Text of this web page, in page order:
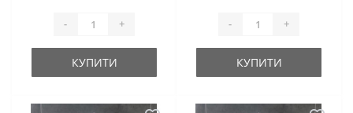
- +
КУПИТИ
- +
КУПИТИ